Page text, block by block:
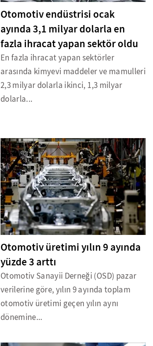
Otomotiv endüstrisi ocak
ayında 3,1 milyar dolarla en
fazla ihracat yapan sektör oldu
En fazla ihracat yapan sektörler
arasında kimyevi maddeler ve mamulleri
2,3 milyar dolarla ikinci, 1,3 milyar
dolarla...
Otomotiv üretimi yılın 9 ayında
yüzde 3 arttı
Otomotiv Sanayii Derneği (OSD) pazar
verilerine göre, yılın 9 ayında toplam
otomotiv üretimi geçen yılın aynı
dönemine...